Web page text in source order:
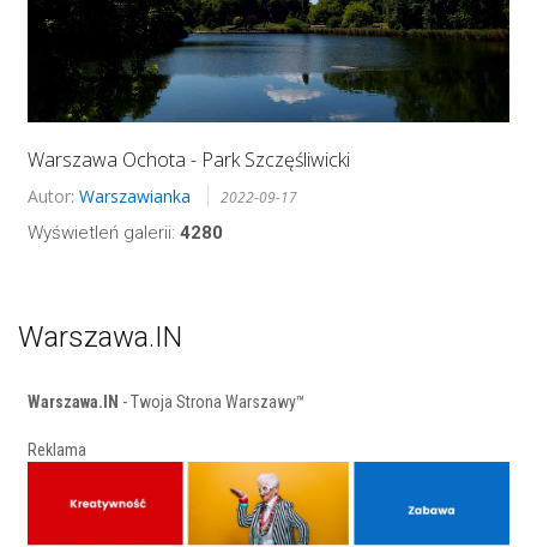
Warszawa Ochota - Park Szczęśliwicki
Autor: Warszawianka 2022-09-17
Wyświetleń galerii: 4280
Warszawa.IN
Warszawa.IN - Twoja Strona Warszawy™
Reklama